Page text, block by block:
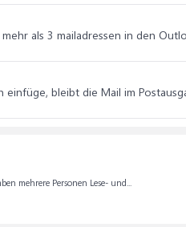
als 3 mailadressen in den
einfüge, bleibt die Mail im
mehrere Personen Lese- und...